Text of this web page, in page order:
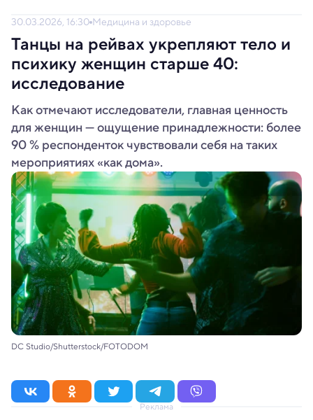
30.03.2026, 16:30 Медицина и здоровье
Танцы на рейвах укрепляют тело и
психику женщин старше 40:
исследование
Как отмечают исследователи, главная ценность
для женщин — ощущение принадлежности: более
90 % респонденток чувствовали себя на таких
мероприятиях «как дома».
DC Studio/Shutterstock/FOTODOM
Реклама